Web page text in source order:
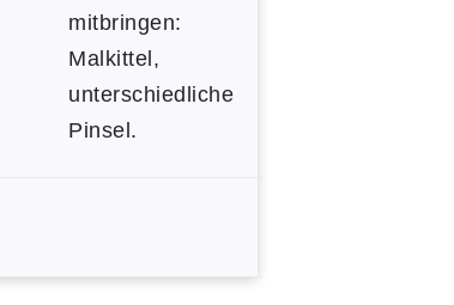
mitbringen:
Malkittel,
unterschiedliche
Pinsel.